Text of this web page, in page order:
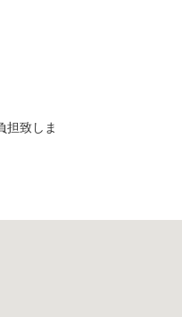
担致しま